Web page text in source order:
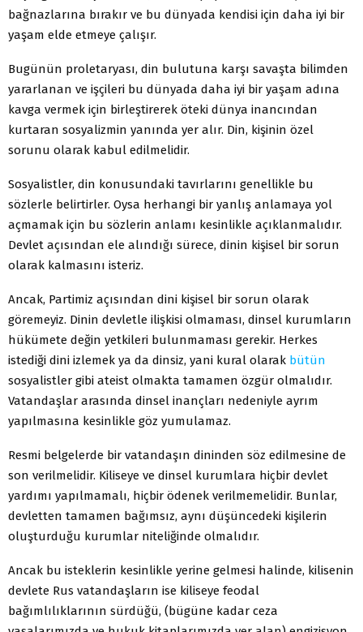
bağnazlarına bırakır ve bu dünyada kendisi için daha iyi bir
yaşam elde etmeye çalışır.
Bugünün proletaryası, din bulutuna karşı savaşta bilimden
yararlanan ve işçileri bu dünyada daha iyi bir yaşam adına
kavga vermek için birleştirerek öteki dünya inancından
kurtaran sosyalizmin yanında yer alır. Din, kişinin özel
sorunu olarak kabul edilmelidir.
Sosyalistler, din konusundaki tavırlarını genellikle bu
sözlerle belirtirler. Oysa herhangi bir yanlış anlamaya yol
açmamak için bu sözlerin anlamı kesinlikle açıklanmalıdır.
Devlet açısından ele alındığı sürece, dinin kişisel bir sorun
olarak kalmasını isteriz.
Ancak, Partimiz açısından dini kişisel bir sorun olarak
göremeyiz. Dinin devletle ilişkisi olmaması, dinsel kurumların
hükümete değin yetkileri bulunmaması gerekir. Herkes
istediği dini izlemek ya da dinsiz, yani kural olarak bütün
sosyalistler gibi ateist olmakta tamamen özgür olmalıdır.
Vatandaşlar arasında dinsel inançları nedeniyle ayrım
yapılmasına kesinlikle göz yumulamaz.
Resmi belgelerde bir vatandaşın dininden söz edilmesine de
son verilmelidir. Kiliseye ve dinsel kurumlara hiçbir devlet
yardımı yapılmamalı, hiçbir ödenek verilmemelidir. Bunlar,
devletten tamamen bağımsız, aynı düşüncedeki kişilerin
oluşturduğu kurumlar niteliğinde olmalıdır.
Ancak bu isteklerin kesinlikle yerine gelmesi halinde, kilisenin
devlete Rus vatandaşların ise kiliseye feodal
bağımlılıklarının sürdüğü, (bügüne kadar ceza